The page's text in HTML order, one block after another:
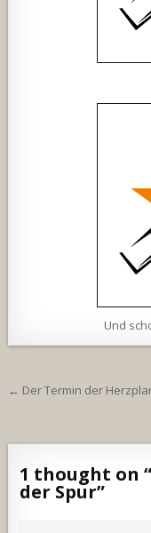
Und
← Der Termin der
1 thought on “
der Spur”